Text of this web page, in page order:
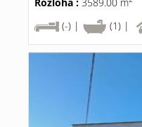
(-) |
(1) |